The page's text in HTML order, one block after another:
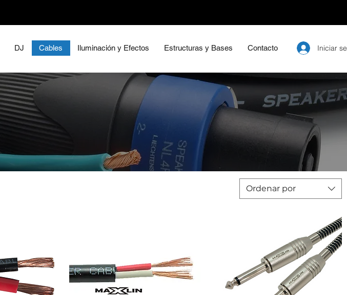
DJ Cables Iluminación y Efectos Estructuras y Bases Contacto Iniciar
Ordenar por